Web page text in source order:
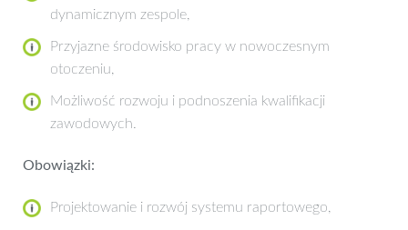
dynamicznym zespole,
Przyjazne środowisko pracy w nowoczesnym
otoczeniu,
Możliwość rozwoju i podnoszenia kwalifikacji
zawodowych.
Obowiązki:
Projektowanie i rozwój systemu raportowego,